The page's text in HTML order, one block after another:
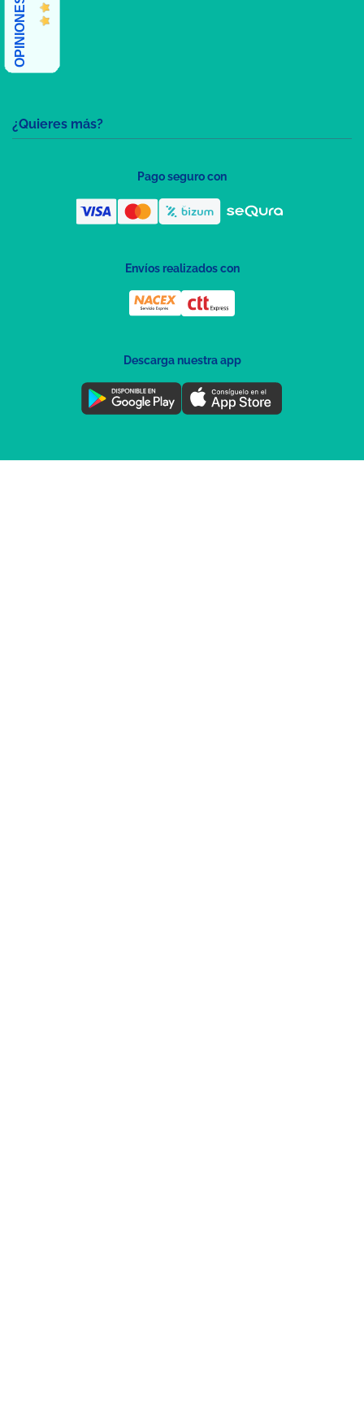
¿Quieres más?
Pago seguro con
Envíos realizados con
Descarga nuestra app